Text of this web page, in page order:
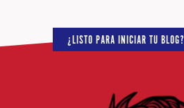
¿LISTO PARA INICIAR TU BLOG?